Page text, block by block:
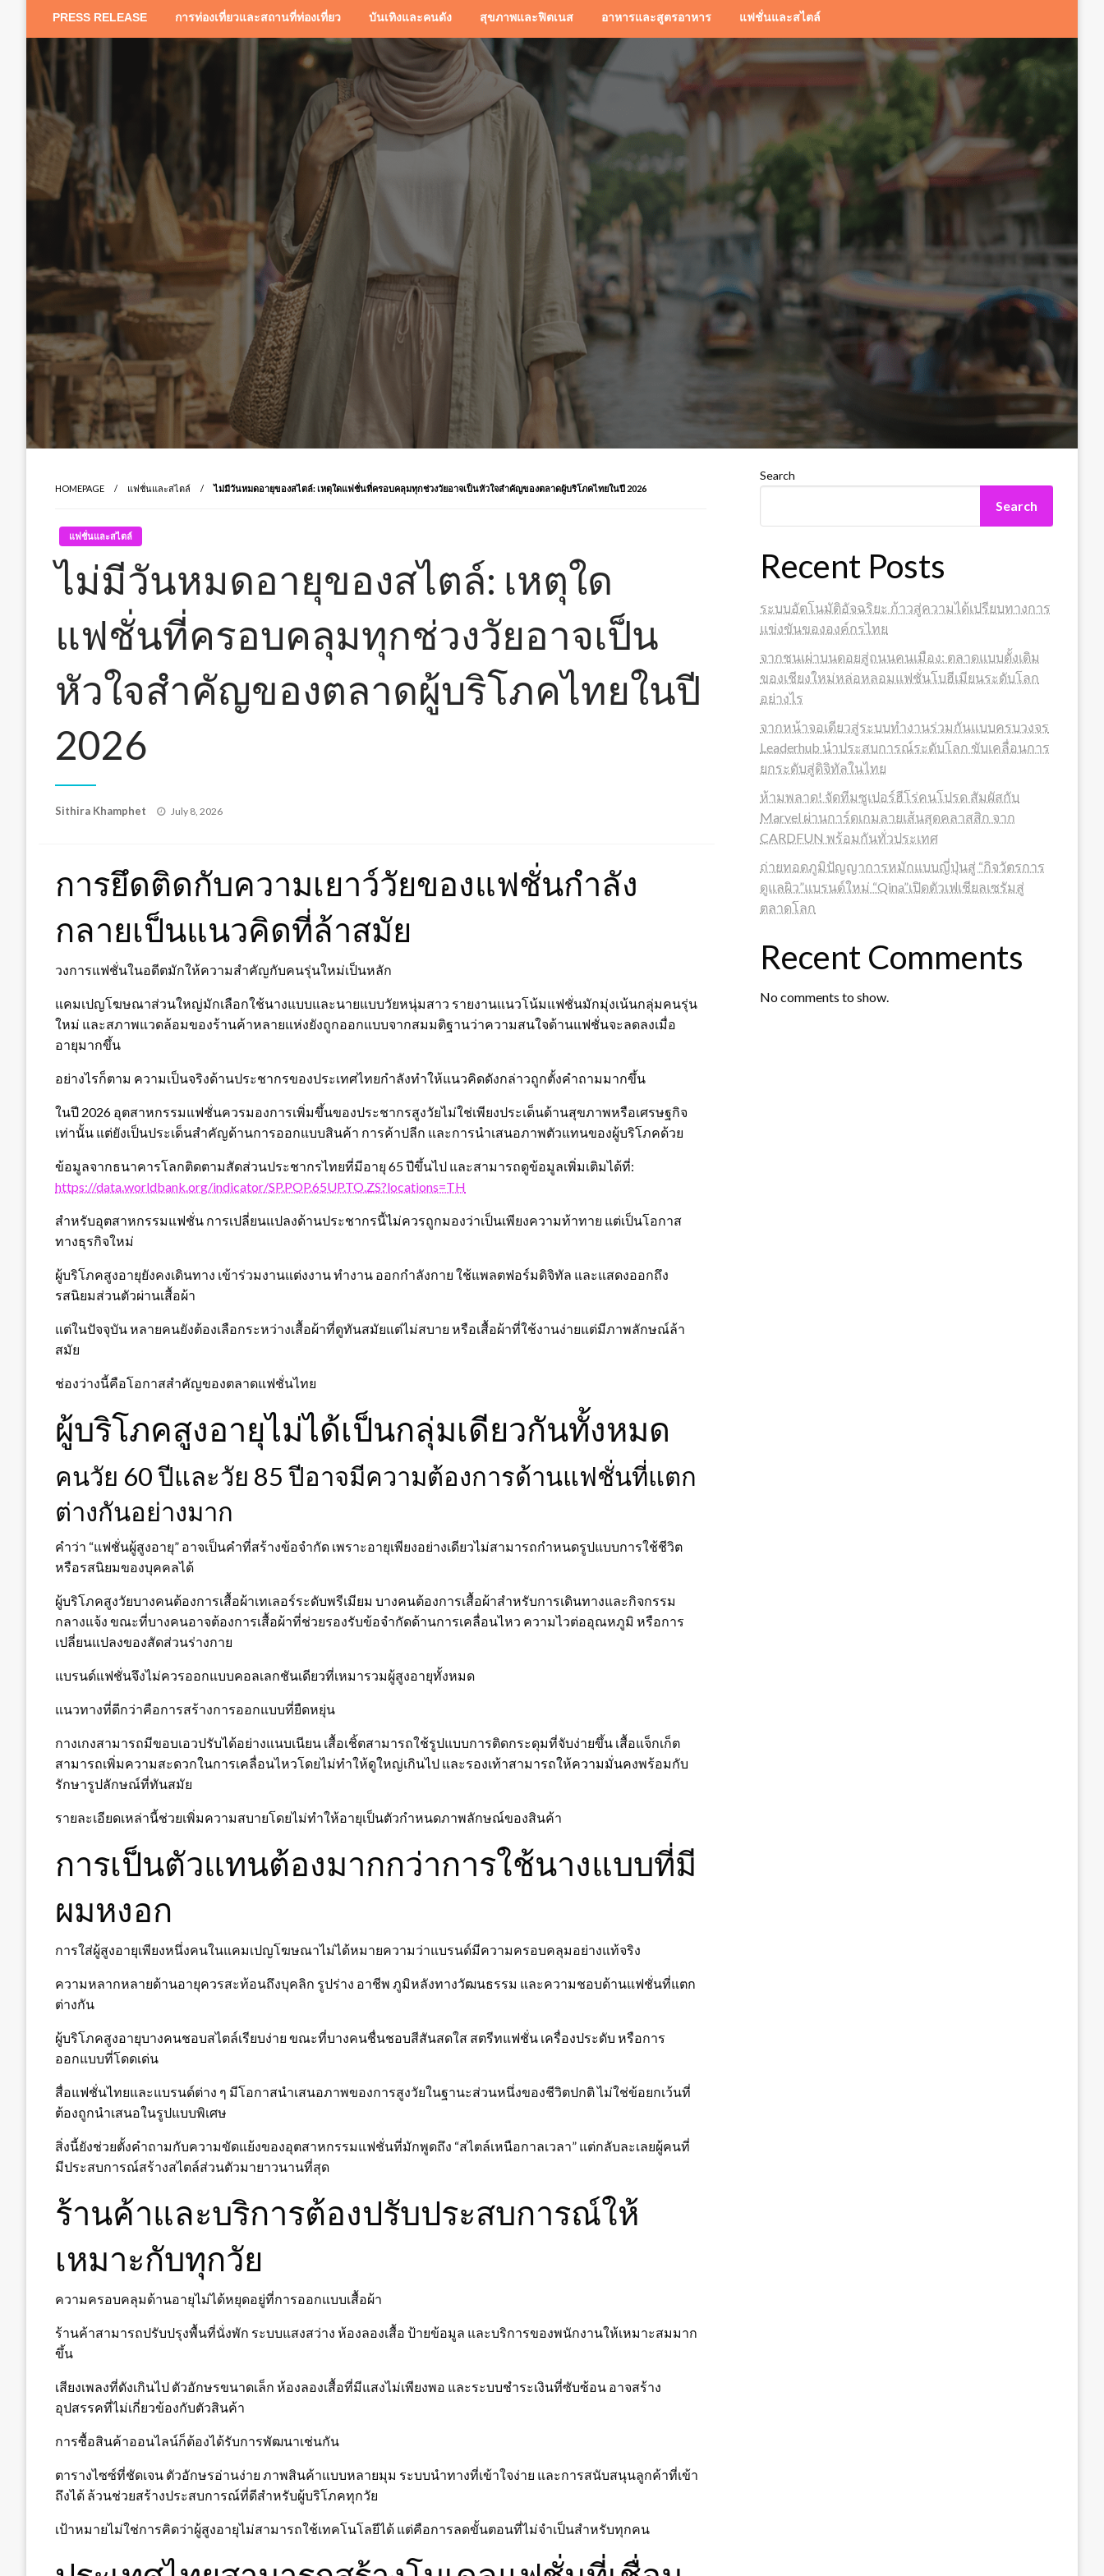
PRESS RELEASE การท่องเที่ยวและสถานที่ท่องเที่ยว บันเทิงและคนดัง สุขภาพและฟิตเนส อาหารและสูตรอาหาร แฟชั่นและสไตล์
HOMEPAGE แฟชั่นและสไตล์ ไม่มีวันหมดอายุของสไตล์: เหตุใดแฟชั่นที่ครอบคลุมทุกช่วงวัยอาจเป็นหัวใจสำคัญของตลาดผู้บริโภคไทยในปี 2026
แฟชั่นและสไตล์
ไม่มีวันหมดอายุของสไตล์: เหตุใด
แฟชั่นที่ครอบคลุมทุกช่วงวัยอาจเป็น
หัวใจสำคัญของตลาดผู้บริโภคไทยในปี
2026
Sithira Khamphet
Posted
July 8, 2026
การยึดติดกับความเยาว์วัยของแฟชั่นกำลัง
กลายเป็นแนวคิดที่ล้าสมัย
วงการแฟชั่นในอดีตมักให้ความสำคัญกับคนรุ่นใหม่เป็นหลัก
แคมเปญโฆษณาส่วนใหญ่มักเลือกใช้นางแบบและนายแบบวัยหนุ่มสาว รายงานแนวโน้มแฟชั่นมักมุ่งเน้นกลุ่มคนรุ่น
ใหม่ และสภาพแวดล้อมของร้านค้าหลายแห่งยังถูกออกแบบจากสมมติฐานว่าความสนใจด้านแฟชั่นจะลดลงเมื่อ
อายุมากขึ้น
อย่างไรก็ตาม ความเป็นจริงด้านประชากรของประเทศไทยกำลังทำให้แนวคิดดังกล่าวถูกตั้งคำถามมากขึ้น
ในปี 2026 อุตสาหกรรมแฟชั่นควรมองการเพิ่มขึ้นของประชากรสูงวัยไม่ใช่เพียงประเด็นด้านสุขภาพหรือเศรษฐกิจ
เท่านั้น แต่ยังเป็นประเด็นสำคัญด้านการออกแบบสินค้า การค้าปลีก และการนำเสนอภาพตัวแทนของผู้บริโภคด้วย
ข้อมูลจากธนาคารโลกติดตามสัดส่วนประชากรไทยที่มีอายุ 65 ปีขึ้นไป และสามารถดูข้อมูลเพิ่มเติมได้ที่:
https://data.worldbank.org/indicator/SP.POP.65UP.TO.ZS?locations=TH
สำหรับอุตสาหกรรมแฟชั่น การเปลี่ยนแปลงด้านประชากรนี้ไม่ควรถูกมองว่าเป็นเพียงความท้าทาย แต่เป็นโอกาส
ทางธุรกิจใหม่
ผู้บริโภคสูงอายุยังคงเดินทาง เข้าร่วมงานแต่งงาน ทำงาน ออกกำลังกาย ใช้แพลตฟอร์มดิจิทัล และแสดงออกถึง
รสนิยมส่วนตัวผ่านเสื้อผ้า
แต่ในปัจจุบัน หลายคนยังต้องเลือกระหว่างเสื้อผ้าที่ดูทันสมัยแต่ไม่สบาย หรือเสื้อผ้าที่ใช้งานง่ายแต่มีภาพลักษณ์ล้า
สมัย
ช่องว่างนี้คือโอกาสสำคัญของตลาดแฟชั่นไทย
ผู้บริโภคสูงอายุไม่ได้เป็นกลุ่มเดียวกันทั้งหมด
คนวัย 60 ปีและวัย 85 ปีอาจมีความต้องการด้านแฟชั่นที่แตก
ต่างกันอย่างมาก
คำว่า “แฟชั่นผู้สูงอายุ” อาจเป็นคำที่สร้างข้อจำกัด เพราะอายุเพียงอย่างเดียวไม่สามารถกำหนดรูปแบบการใช้ชีวิต
หรือรสนิยมของบุคคลได้
ผู้บริโภคสูงวัยบางคนต้องการเสื้อผ้าเทเลอร์ระดับพรีเมียม บางคนต้องการเสื้อผ้าสำหรับการเดินทางและกิจกรรม
กลางแจ้ง ขณะที่บางคนอาจต้องการเสื้อผ้าที่ช่วยรองรับข้อจำกัดด้านการเคลื่อนไหว ความไวต่ออุณหภูมิ หรือการ
เปลี่ยนแปลงของสัดส่วนร่างกาย
แบรนด์แฟชั่นจึงไม่ควรออกแบบคอลเลกชันเดียวที่เหมารวมผู้สูงอายุทั้งหมด
แนวทางที่ดีกว่าคือการสร้างการออกแบบที่ยืดหยุ่น
กางเกงสามารถมีขอบเอวปรับได้อย่างแนบเนียน เสื้อเชิ้ตสามารถใช้รูปแบบการติดกระดุมที่จับง่ายขึ้น เสื้อแจ็กเก็ต
สามารถเพิ่มความสะดวกในการเคลื่อนไหวโดยไม่ทำให้ดูใหญ่เกินไป และรองเท้าสามารถให้ความมั่นคงพร้อมกับ
รักษารูปลักษณ์ที่ทันสมัย
รายละเอียดเหล่านี้ช่วยเพิ่มความสบายโดยไม่ทำให้อายุเป็นตัวกำหนดภาพลักษณ์ของสินค้า
การเป็นตัวแทนต้องมากกว่าการใช้นางแบบที่มี
ผมหงอก
การใส่ผู้สูงอายุเพียงหนึ่งคนในแคมเปญโฆษณาไม่ได้หมายความว่าแบรนด์มีความครอบคลุมอย่างแท้จริง
ความหลากหลายด้านอายุควรสะท้อนถึงบุคลิก รูปร่าง อาชีพ ภูมิหลังทางวัฒนธรรม และความชอบด้านแฟชั่นที่แตก
ต่างกัน
ผู้บริโภคสูงอายุบางคนชอบสไตล์เรียบง่าย ขณะที่บางคนชื่นชอบสีสันสดใส สตรีทแฟชั่น เครื่องประดับ หรือการ
ออกแบบที่โดดเด่น
สื่อแฟชั่นไทยและแบรนด์ต่าง ๆ มีโอกาสนำเสนอภาพของการสูงวัยในฐานะส่วนหนึ่งของชีวิตปกติ ไม่ใช่ข้อยกเว้นที่
ต้องถูกนำเสนอในรูปแบบพิเศษ
สิ่งนี้ยังช่วยตั้งคำถามกับความขัดแย้งของอุตสาหกรรมแฟชั่นที่มักพูดถึง “สไตล์เหนือกาลเวลา” แต่กลับละเลยผู้คนที่
มีประสบการณ์สร้างสไตล์ส่วนตัวมายาวนานที่สุด
ร้านค้าและบริการต้องปรับประสบการณ์ให้
เหมาะกับทุกวัย
ความครอบคลุมด้านอายุไม่ได้หยุดอยู่ที่การออกแบบเสื้อผ้า
ร้านค้าสามารถปรับปรุงพื้นที่นั่งพัก ระบบแสงสว่าง ห้องลองเสื้อ ป้ายข้อมูล และบริการของพนักงานให้เหมาะสมมาก
ขึ้น
เสียงเพลงที่ดังเกินไป ตัวอักษรขนาดเล็ก ห้องลองเสื้อที่มีแสงไม่เพียงพอ และระบบชำระเงินที่ซับซ้อน อาจสร้าง
อุปสรรคที่ไม่เกี่ยวข้องกับตัวสินค้า
การซื้อสินค้าออนไลน์ก็ต้องได้รับการพัฒนาเช่นกัน
ตารางไซซ์ที่ชัดเจน ตัวอักษรอ่านง่าย ภาพสินค้าแบบหลายมุม ระบบนำทางที่เข้าใจง่าย และการสนับสนุนลูกค้าที่เข้า
ถึงได้ ล้วนช่วยสร้างประสบการณ์ที่ดีสำหรับผู้บริโภคทุกวัย
เป้าหมายไม่ใช่การคิดว่าผู้สูงอายุไม่สามารถใช้เทคโนโลยีได้ แต่คือการลดขั้นตอนที่ไม่จำเป็นสำหรับทุกคน
Search
Search
Recent Posts
ระบบอัตโนมัติอัจฉริยะ ก้าวสู่ความได้เปรียบทางการ
แข่งขันขององค์กรไทย
จากชนเผ่าบนดอยสู่ถนนคนเมือง: ตลาดแบบดั้งเดิม
ของเชียงใหม่หล่อหลอมแฟชั่นโบฮีเมียนระดับโลก
อย่างไร
จากหน้าจอเดียวสู่ระบบทำงานร่วมกันแบบครบวงจร
Leaderhub นำประสบการณ์ระดับโลก ขับเคลื่อนการ
ยกระดับสู่ดิจิทัลในไทย
ห้ามพลาด! จัดทีมซูเปอร์ฮีโร่คนโปรด สัมผัสกับ
Marvel ผ่านการ์ดเกมลายเส้นสุดคลาสสิก จาก
CARDFUN พร้อมกันทั่วประเทศ
ถ่ายทอดภูมิปัญญาการหมักแบบญี่ปุ่นสู่ “กิจวัตรการ
ดูแลผิว”แบรนด์ใหม่ “Qina”เปิดตัวเฟเชียลเซรัมสู่
ตลาดโลก
Recent Comments
No comments to show.